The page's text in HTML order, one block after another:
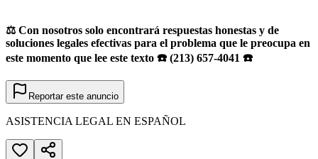
⚖️ Con nosotros solo encontrará respuestas honestas y de
soluciones legales efectivas para el problema que le preocupa en
este momento que lee este texto ☎️ (213) 657-4041 ☎️
Reportar este anuncio
ASISTENCIA LEGAL EN ESPAÑOL